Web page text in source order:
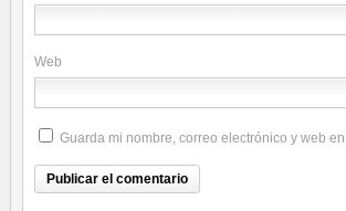
Web
Guarda mi nombre, correo electrónico y web